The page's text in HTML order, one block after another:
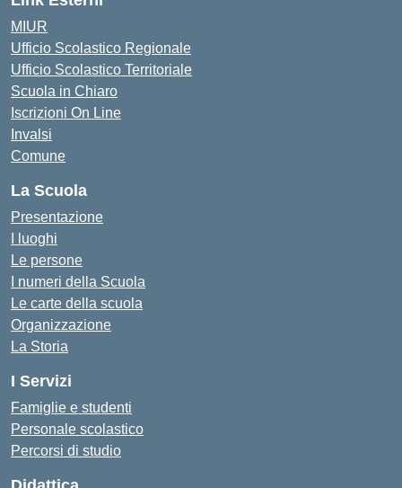
MIUR
Ufficio Scolastico Regionale
Ufficio Scolastico Territoriale
Scuola in Chiaro
Iscrizioni On Line
Invalsi
Comune
La Scuola
Presentazione
I luoghi
Le persone
I numeri della Scuola
Le carte della scuola
Organizzazione
La Storia
I Servizi
Famiglie e studenti
Personale scolastico
Percorsi di studio